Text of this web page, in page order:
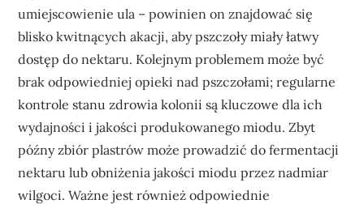
umiejscowienie ula – powinien on znajdować się
blisko kwitnących akacji, aby pszczoły miały łatwy
dostęp do nektaru. Kolejnym problemem może być
brak odpowiedniej opieki nad pszczołami; regularne
kontrole stanu zdrowia kolonii są kluczowe dla ich
wydajności i jakości produkowanego miodu. Zbyt
późny zbiór plastrów może prowadzić do fermentacji
nektaru lub obniżenia jakości miodu przez nadmiar
wilgoci. Ważne jest również odpowiednie